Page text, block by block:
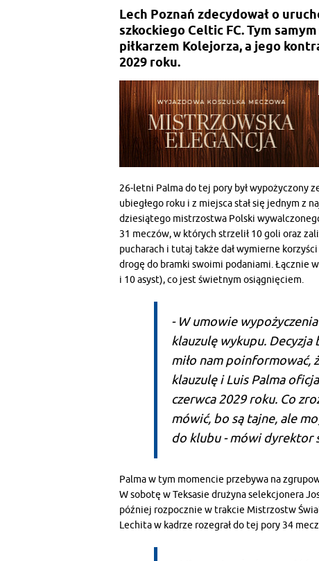
Lech Poznań zdecydował o
szkockiego Celtic FC. Tym
piłkarzem Kolejorza, a jego
2029 roku.
26-letni Palma do tej pory był wypożyczony
ubiegłego roku i z miejsca stał się jednym z
dziesiątego mistrzostwa Polski
31 meczów, w których strzelił 10 goli oraz
pucharach i tutaj także dał wymierne
drogę do bramki swoimi podaniami. Łącznie
i 10 asyst), co jest świetnym osiągnięciem.
- W umowie
klauzulę wykupu. Decyzja
miło nam poinformować,
klauzulę i Luis Palma
czerwca 2029 roku. Co
mówić, bo są tajne, ale
do klubu - mówi dyrektor
Palma w tym momencie przebywa na
W sobotę w Teksasie drużyna selekcjonera
później rozpocznie w trakcie Mistrzostw
Lechita w kadrze rozegrał do tej pory 34